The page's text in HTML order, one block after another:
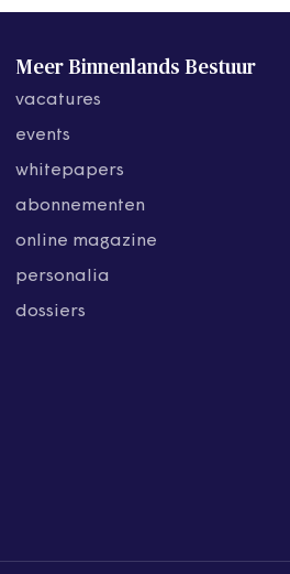
Meer Binnenlands Bestuur
vacatures
events
whitepapers
abonnementen
online magazine
personalia
dossiers